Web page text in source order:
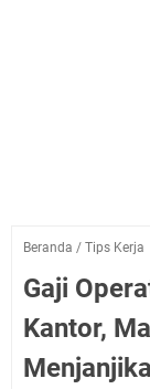
Beranda / Tips Kerja
Gaji
Kantor,